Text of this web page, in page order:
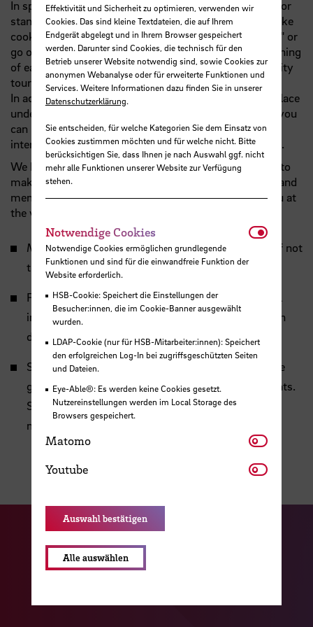
In spring and summer we organise barbecues, picnics or
stand-up paddle boarding. In the colder seasons we bake
cookies with you, visit the Bremen fun fair "Freimarkt" or
go on excursions in the surrounding area. At the beginning
of each semester there is a bicycle tour and a guided city
tour in Bremen.
In addition, every Friday our Cafe International takes place
under the motto "Meet. Welcome. Chat. Play.", where you
can meet and have fun with other students (local and
international) while enjoying music, snacks and drinks.
We hope that this activity programme will contribute to
make your stay with us a most successful, enjoyable and
memorable experience. We look forward to seeing you at
the various events and activities.
Most activities are for free and offered in English, if not
this will be stated in the e-mail
For some events you have to register early. We will
inform you about current offers and the registration
deadlines via e-mail.
Sometimes there is a participant limit so in case we
get too many registrations, we will draw participants.
Students who do not get a place have a chance to
move up via the waiting list.
Zu unserer Instagram Seite
Zu unserer Facebook
Effektivität und Sicherheit zu optimieren, verwenden wir
Cookies. Das sind kleine Textdateien, die auf Ihrem
Endgerät abgelegt und in Ihrem Browser gespeichert
werden. Darunter sind Cookies, die technisch für den
Betrieb unserer Website notwendig sind, sowie Cookies zur
anonymen Webanalyse oder für erweiterte Funktionen und
Services. Weitere Informationen dazu finden Sie in unserer
Datenschutzerklärung.
Sie entscheiden, für welche Kategorien Sie dem Einsatz von
Cookies zustimmen möchten und für welche nicht. Bitte
berücksichtigen Sie, dass Ihnen je nach Auswahl ggf. nicht
mehr alle Funktionen unserer Website zur Verfügung
stehen.
Notwendige Cookies
Notwendige Cookies ermöglichen grundlegende
Funktionen und sind für die einwandfreie Funktion der
Website erforderlich.
HSB-Cookie: Speichert die Einstellungen der
Besucher:innen, die im Cookie-Banner ausgewählt
wurden.
LDAP-Cookie (nur für HSB-Mitarbeiter:innen): Speichert
den erfolgreichen Log-In bei zugriffsgeschützten Seiten
und Dateien.
Eye-Able®: Es werden keine Cookies gesetzt.
Nutzereinstellungen werden im Local Storage des
Browsers gespeichert.
Matomo Matomo
Youtube Youtube
Auswahl bestätigen
Alle auswählen